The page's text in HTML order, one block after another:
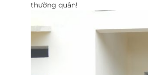
thường quân!